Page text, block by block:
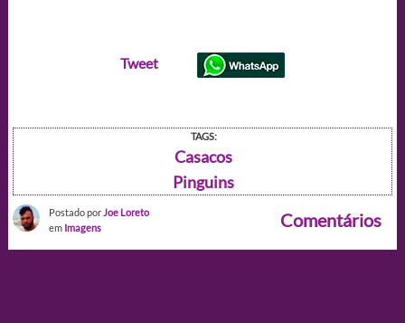
Tweet
TAGS:
Casacos
Pinguins
Postado por Joe Loreto
em Imagens Comentários